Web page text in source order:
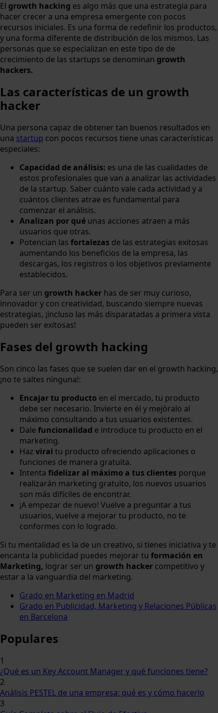
El growth hacking es algo más que una estrategia para
hacer crecer a una empresa emergente con pocos
recursos iniciales. Es una forma de redefinir los productos,
y una forma diferente de distribución de los mismos. Las
personas que se especializan en este tipo de de
crecimiento de las startups se denominan growth
hackers.
Las características de un growth
hacker
​Una persona capaz de obtener tan buenos resultados en
una startup con pocos recursos tiene unas características
especiales:
Capacidad de análisis: es una de las cualidades de
estos profesionales que van a analizar las actividades
de la startup. Saber cuánto vale cada actividad y a
cuántos clientes atrae es fundamental para
comenzar el análisis.
Analizan por qué unas acciones atraen a más
usuarios que otras.
Potencian las fortalezas de las estrategias exitosas
aumentando los beneficios de la empresa, las
descargas, los registros o los objetivos previamente
establecidos.
Para ser un growth hacker has de ser muy curioso,
innovador y con creatividad, buscando siempre nuevas
estrategias, ¡incluso las más disparatadas a primera vista
pueden ser exitosas!
Fases del growth hacking
Son cinco las fases que se suelen dar en el growth hacking,
¡no te saltes ninguna!:
Encajar tu producto en el mercado, tu producto
debe ser necesario. Invierte en él y mejóralo al
máximo consultando a tus usuarios existentes.
Dale funcionalidad e introduce tu producto en el
marketing.
Haz viral tu producto ofreciendo aplicaciones o
funciones de manera gratuita.
Intenta fidelizar al máximo a tus clientes porque
realizarán marketing gratuito, los nuevos usuarios
son más difíciles de encontrar.
¡A empezar de nuevo! Vuelve a preguntar a tus
usuarios, vuelve a mejorar tu producto, no te
conformes con lo logrado.
Si tu mentalidad es la de un creativo, si tienes iniciativa y te
encanta la publicidad puedes mejorar tu formación en
Marketing, lograr ser un growth hacker competitivo y
estar a la vanguardia del marketing.
Grado en Marketing en Madrid
Grado en Publicidad, Marketing y Relaciones Públicas
en Barcelona
Populares
1
¿Qué es un Key Account Manager y qué funciones tiene?
2
Análisis PESTEL de una empresa: qué es y cómo hacerlo
3